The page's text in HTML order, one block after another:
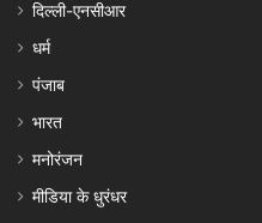
दिल्ली-एनसीआर
धर्म
पंजाब
भारत
मनोरंजन
मीडिया के धुरंधर